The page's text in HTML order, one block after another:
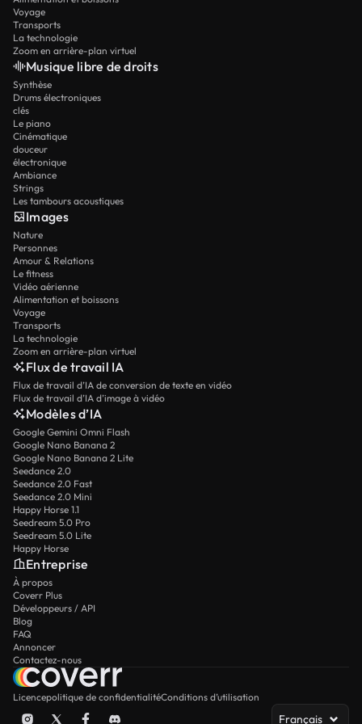
Voyage
Transports
La technologie
Zoom en arrière-plan virtuel
Musique libre de droits
Synthèse
Drums électroniques
clés
Le piano
Cinématique
douceur
électronique
Ambiance
Strings
Les tambours acoustiques
Images
Nature
Personnes
Amour & Relations
Le fitness
Vidéo aérienne
Alimentation et boissons
Voyage
Transports
La technologie
Zoom en arrière-plan virtuel
Flux de travail IA
Flux de travail d’IA de conversion de texte en vidéo
Flux de travail d’IA d’image à vidéo
Modèles d’IA
Google Gemini Omni Flash
Google Nano Banana 2
Google Nano Banana 2 Lite
Seedance 2.0
Seedance 2.0 Fast
Seedance 2.0 Mini
Happy Horse 1.1
Seedream 5.0 Pro
Seedream 5.0 Lite
Happy Horse
Entreprise
À propos
Coverr Plus
Développeurs / API
Blog
FAQ
Annoncer
Contactez-nous
Licencepolitique de confidentialitéConditions d’utilisation
Français